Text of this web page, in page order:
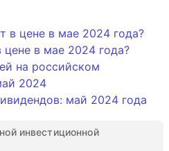
в цене в мае 2024 года?
цене в мае 2024 года?
на российском
2024
май 2024 года
инвестиционной